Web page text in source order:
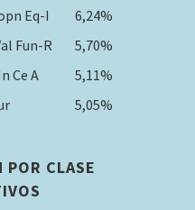
Eq-I
6,24%
Fun-R
5,70%
Ce A
5,11%
5,05%
POR CLASE